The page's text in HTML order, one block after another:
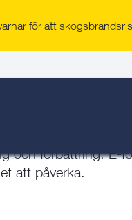
för att
kommun
har möjlighet att
och förbättring. E-
att påverka.